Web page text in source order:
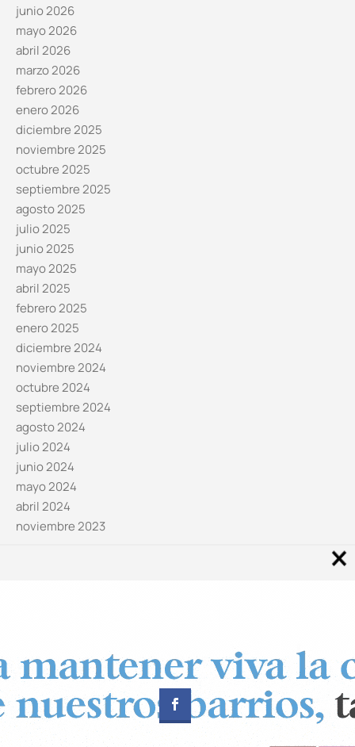
junio 2026
mayo 2026
abril 2026
marzo 2026
febrero 2026
enero 2026
diciembre 2025
noviembre 2025
octubre 2025
septiembre 2025
agosto 2025
julio 2025
junio 2025
mayo 2025
abril 2025
febrero 2025
enero 2025
diciembre 2024
noviembre 2024
octubre 2024
septiembre 2024
agosto 2024
julio 2024
junio 2024
mayo 2024
abril 2024
noviembre 2023